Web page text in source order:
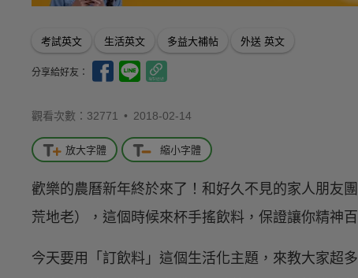
考試英文 生活英文 多益大補帖 外送 英文
分享給好友：
觀看次數：32771 • 2018-02-14
放大字體 縮小字體
歡樂的農曆新年終於來了！和好久不見的家人朋友
荒地老），這個時候來杯手搖飲料，保證讓你精神百
今天要用「訂飲料」這個生活化主題，來教大家超